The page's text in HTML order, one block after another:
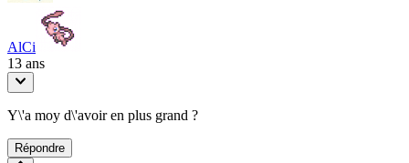
AlCi
13 ans
Y\'a moy d\'avoir en plus grand ?
Répondre